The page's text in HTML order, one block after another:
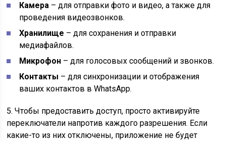
Камера – для отправки фото и видео, а также для
проведения видеозвонков.
Хранилище – для сохранения и отправки
медиафайлов.
Микрофон – для голосовых сообщений и звонков.
Контакты – для синхронизации и отображения
ваших контактов в WhatsApp.
5. Чтобы предоставить доступ, просто активируйте
переключатели напротив каждого разрешения. Если
какие-то из них отключены, приложение не будет